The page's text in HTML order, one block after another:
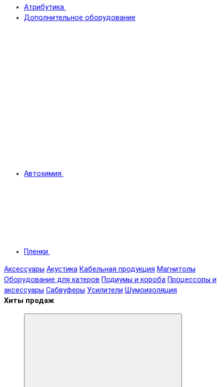
Атрибутика
Дополнительное оборудование
Автохимия
Пленки
Аксессуары Акустика Кабельная продукция Магнитолы
Оборудование для катеров Подиумы и короба Процессоры и
аксессуары Сабвуферы Усилители Шумоизоляция
Хиты продаж